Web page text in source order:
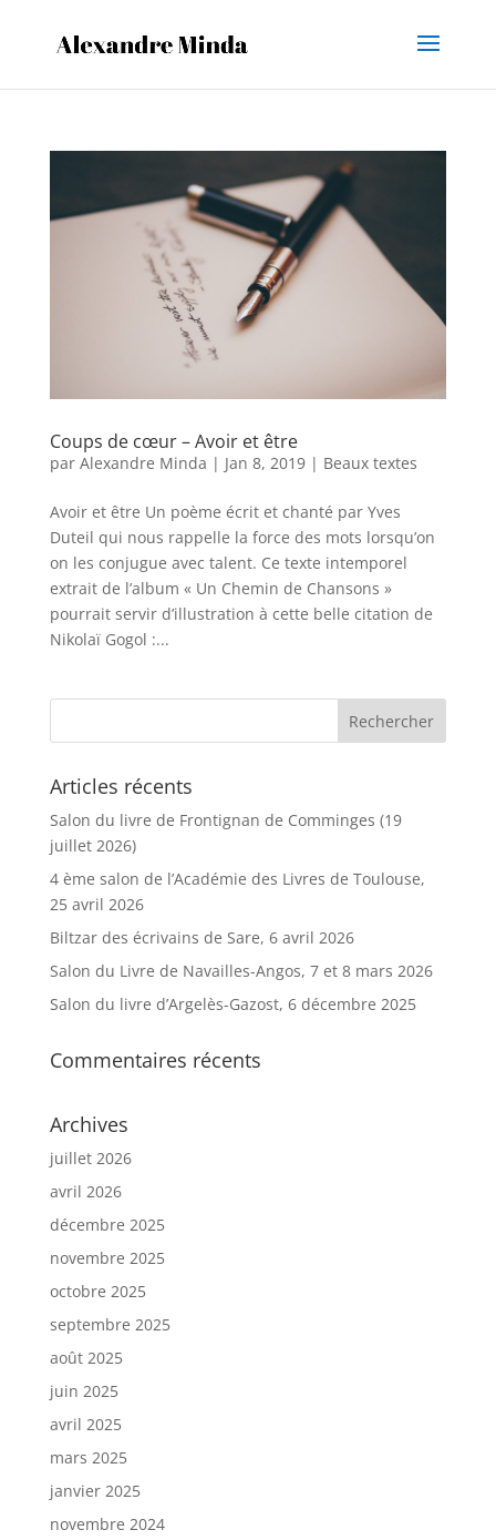
Coups de cœur – Avoir et être
par Alexandre Minda | Jan 8, 2019| Beaux textes
Avoir et être Un poème écrit et chanté par Yves
Duteil qui nous rappelle la force des mots lorsqu’on
on les conjugue avec talent. Ce texte intemporel
extrait de l’album « Un Chemin de Chansons »
pourrait servir d’illustration à cette belle citation de
Nikolaï Gogol :...
Articles récents
Salon du livre de Frontignan de Comminges (19
juillet 2026)
4 ème salon de l’Académie des Livres de Toulouse,
25 avril 2026
Biltzar des écrivains de Sare, 6 avril 2026
Salon du Livre de Navailles-Angos, 7 et 8 mars 2026
Salon du livre d’Argelès-Gazost, 6 décembre 2025
Commentaires récents
Archives
juillet 2026
avril 2026
décembre 2025
novembre 2025
octobre 2025
septembre 2025
août 2025
juin 2025
avril 2025
mars 2025
janvier 2025
novembre 2024